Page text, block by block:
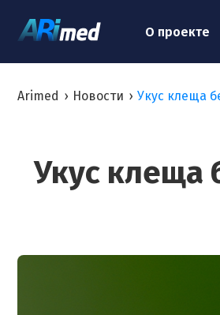
О проекте
Arimed › Новости › Укус клеща
Укус клеща